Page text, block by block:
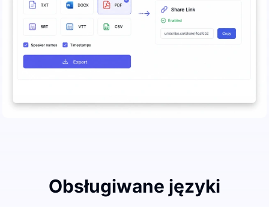
Obsługiwane języki